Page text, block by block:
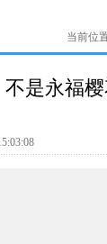
当前位
不是永福